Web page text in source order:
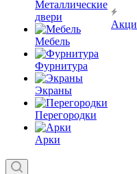
Металлические
двери
Мебель
Фурнитура
Экраны
Перегородки
Арки